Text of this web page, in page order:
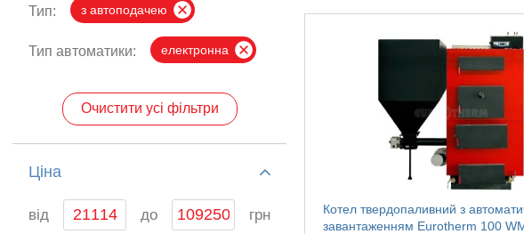
Тип: з автоподачею
Тип автоматики: електронна
Очистити усі фільтри
Ціна
від до грн
Котел твердопаливний з
завантаженням Eurotherm 100